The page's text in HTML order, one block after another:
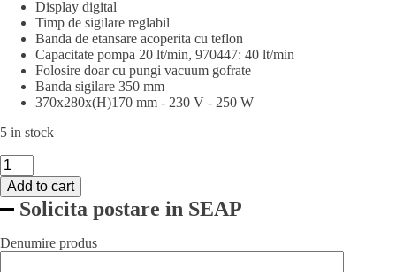
Display digital
Timp de sigilare reglabil
Banda de etansare acoperita cu teflon
Capacitate pompa 20 lt/min, 970447: 40 lt/min
Folosire doar cu pungi vacuum gofrate
Banda sigilare 350 mm
370x280x(H)170 mm - 230 V - 250 W
5 in stock
Masina
profesionala
ambalare
vacuum,
capacitate
pompa
20lt/min,
Add to cart
Solicita postare in SEAP
Denumire produs